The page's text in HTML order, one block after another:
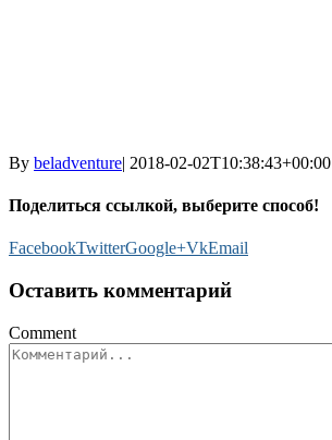
By beladventure| 2018-02-02T10:38:43+00:00
Поделиться ссылкой, выберите способ!
FacebookTwitterGoogle+VkEmail
Оставить комментарий
Comment